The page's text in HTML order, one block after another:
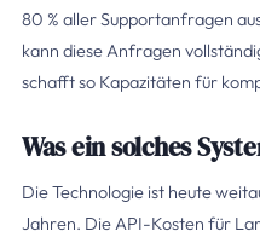
80 % aller Supportanfragen
kann diese Anfragen
schafft so Kapazitäten für
Was ein solches
Die Technologie ist heute
Jahren. Die API-Kosten für